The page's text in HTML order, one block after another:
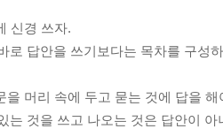
신경 쓰자.
로 답안을 쓰기보다는 목차를 구성
을 머리 속에 두고 묻는 것에 답을 해
는 것을 쓰고 나오는 것은 답안이